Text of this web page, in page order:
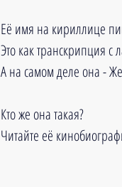
Её имя на кириллице
Это как транскрипция
А на самом деле она -
Кто же она такая?
Читайте её